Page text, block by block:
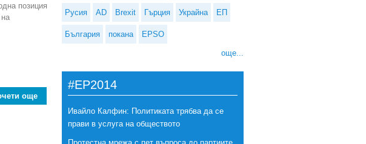
позиция
още about Обява за свободна длъжност началник на кабинета на генералния секретар
Русия AD Brexit Гърция Украйна ЕП
България покана EPSO
още...
#EP2014
Ивайло Калфин: Политиката трябва да се
прави в услуга на обществото